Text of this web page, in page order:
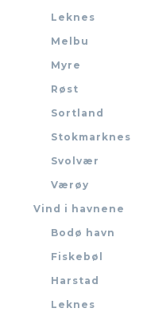
Leknes
Melbu
Myre
Røst
Sortland
Stokmarknes
Svolvær
Værøy
Vind i havnene
Bodø havn
Fiskebøl
Harstad
Leknes